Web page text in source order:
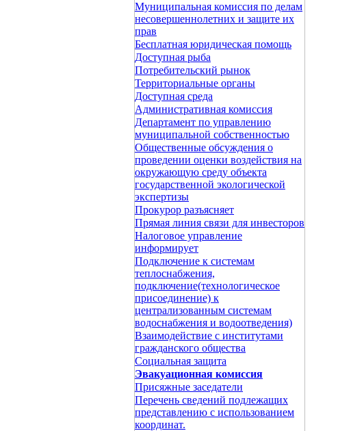
Муниципальная комиссия по делам
несовершеннолетних и защите их
прав
Бесплатная юридическая помощь
Доступная рыба
Потребительский рынок
Территориальные органы
Доступная среда
Административная комиссия
Департамент по управлению
муниципальной собственностью
Общественные обсуждения о
проведении оценки воздействия на
окружающую среду объекта
государственной экологической
экспертизы
Прокурор разъясняет
Прямая линия связи для инвесторов
Налоговое управление
информирует
Подключение к системам
теплоснабжения,
подключение(технологическое
присоединение) к
централизованным системам
водоснабжения и водоотведения)
Взаимодействие с институтами
гражданского общества
Социальная защита
Эвакуационная комиссия
Присяжные заседатели
Перечень сведений подлежащих
представлению с использованием
координат.